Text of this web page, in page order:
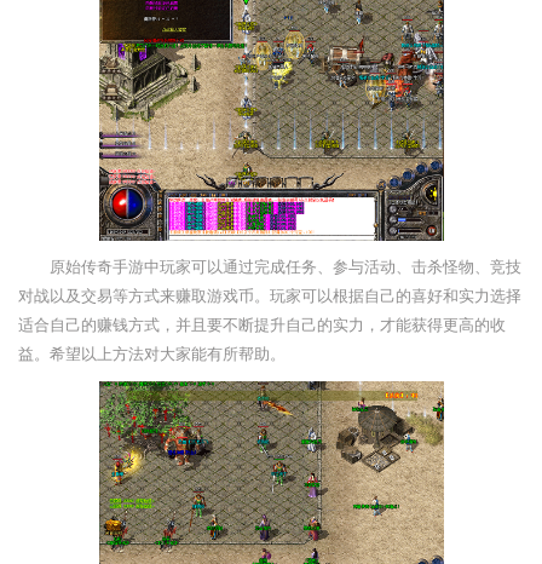
原始传奇手游中玩家可以通过完成任务、参与活动、击杀怪物、竞技
对战以及交易等方式来赚取游戏币。玩家可以根据自己的喜好和实力选择
适合自己的赚钱方式，并且要不断提升自己的实力，才能获得更高的收
益。希望以上方法对大家能有所帮助。